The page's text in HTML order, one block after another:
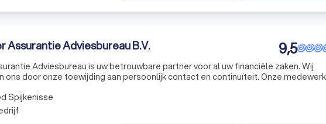
Assurantie Adviesbureau B.V. 9,5
Adviesbureau is uw betrouwbare partner voor al uw financiële zaken. Wij
ons door onze toewijding aan persoonlijk contact en continuïteit. Onze
Spijkenisse